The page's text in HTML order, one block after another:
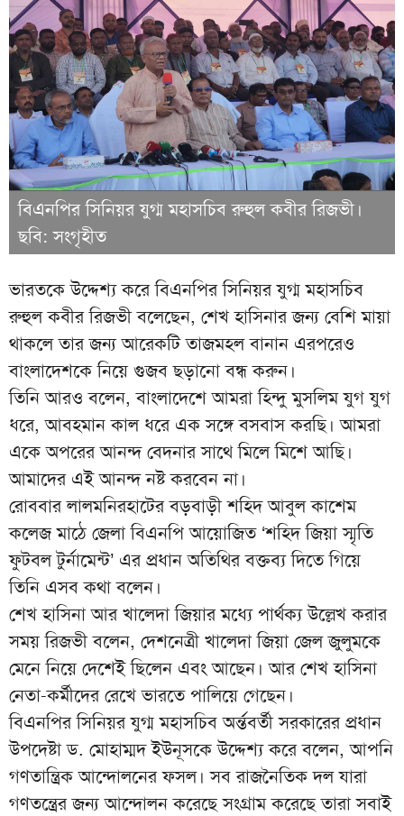
বিএনপির সিনিয়র যুগ্ম মহাসচিব রুহুল কবীর রিজভী।
ছবি: সংগৃহীত
ভারতকে উদ্দেশ্য করে বিএনপির সিনিয়র যুগ্ম মহাসচিব
রুহুল কবীর রিজভী বলেছেন, শেখ হাসিনার জন্য বেশি মায়া
থাকলে তার জন্য আরেকটি তাজমহল বানান এরপরেও
বাংলাদেশকে নিয়ে গুজব ছড়ানো বন্ধ করুন।
তিনি আরও বলেন, বাংলাদেশে আমরা হিন্দু মুসলিম যুগ যুগ
ধরে, আবহমান কাল ধরে এক সঙ্গে বসবাস করছি। আমরা
একে অপরের আনন্দ বেদনার সাথে মিলে মিশে আছি।
আমাদের এই আনন্দ নষ্ট করবেন না।
রোববার লালমনিরহাটের বড়বাড়ী শহিদ আবুল কাশেম
কলেজ মাঠে জেলা বিএনপি আয়োজিত ‘শহিদ জিয়া স্মৃতি
ফুটবল টুর্নামেন্ট’ এর প্রধান অতিথির বক্তব্য দিতে গিয়ে
তিনি এসব কথা বলেন।
শেখ হাসিনা আর খালেদা জিয়ার মধ্যে পার্থক্য উল্লেখ করার
সময় রিজভী বলেন, দেশনেত্রী খালেদা জিয়া জেল জুলুমকে
মেনে নিয়ে দেশেই ছিলেন এবং আছেন। আর শেখ হাসিনা
নেতা-কর্মীদের রেখে ভারতে পালিয়ে গেছেন।
বিএনপির সিনিয়র যুগ্ম মহাসচিব অর্ন্তবর্তী সরকারের প্রধান
উপদেষ্টা ড. মোহাম্মদ ইউনূসকে উদ্দেশ্য করে বলেন, আপনি
গণতান্ত্রিক আন্দোলনের ফসল। সব রাজনৈতিক দল যারা
গণতন্ত্রের জন্য আন্দোলন করেছে সংগ্রাম করেছে তারা সবাই